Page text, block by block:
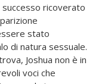
ricoverato
stato
di natura sessuale.
Joshua non è in
voci che